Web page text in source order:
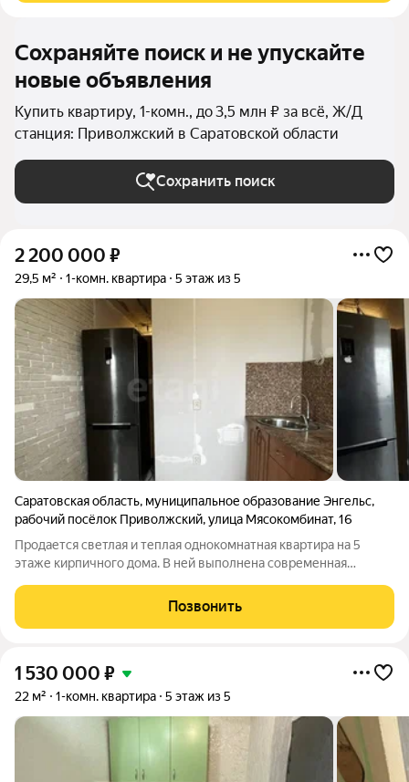
Сохраняйте поиск и не упускайте
новые объявления
Купить квартиру, 1-комн., до 3,5 млн ₽ за всё, Ж/Д
станция: Приволжский в Саратовской области
Сохранить поиск
2 200 000 ₽
29,5 м² 1-комн. квартира 5 этаж из 5
Саратовская область, муниципальное образование Энгельс,
рабочий посёлок Приволжский,улица Мясокомбинат,16
Продается светлая и теплая однокомнатная квартира на 5
этаже кирпичного дома. В ней выполнена современная
(стяжка и наливной пол), заменены все коммуникации.
Установлены качественные
Позвонить
1 530 000 ₽
22 м² 1-комн. квартира 5 этаж из 5